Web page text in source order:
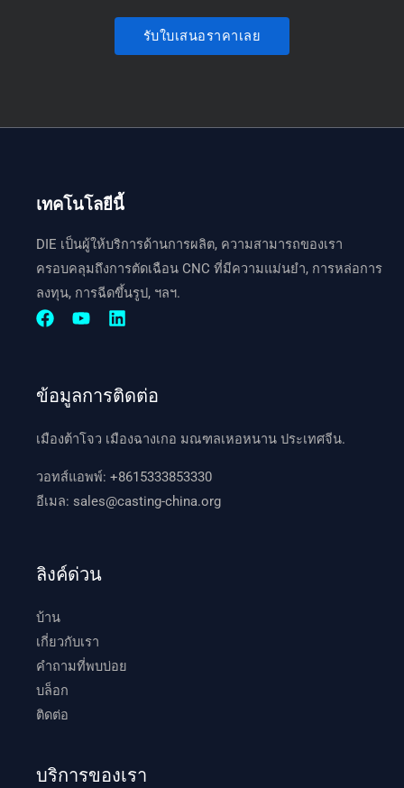
รับใบเสนอราคาเลย
เทคโนโลยีนี้
DIE เป็นผู้ให้บริการด้านการผลิต, ความสามารถของเรา
ครอบคลุมถึงการตัดเฉือน CNC ที่มีความแม่นยำ, การหล่อการ
ลงทุน, การฉีดขึ้นรูป, ฯลฯ.
ข้อมูลการติดต่อ
เมืองต้าโจว เมืองฉางเกอ มณฑลเหอหนาน ประเทศจีน.
วอทส์แอพพ์:+8615333853330
อีเมล:sales@casting-china.org
ลิงค์ด่วน
บ้าน
เกี่ยวกับเรา
คำถามที่พบบ่อย
บล็อก
ติดต่อ
บริการของเรา